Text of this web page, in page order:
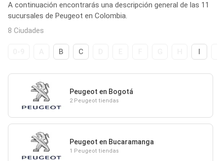
A continuación encontrarás una descripción general de las 11
sucursales de Peugeot en Colombia.
8 Ciudades
B C I
Peugeot en Bogotá
2 Peugeot tiendas
Peugeot en Bucaramanga
1 Peugeot tiendas